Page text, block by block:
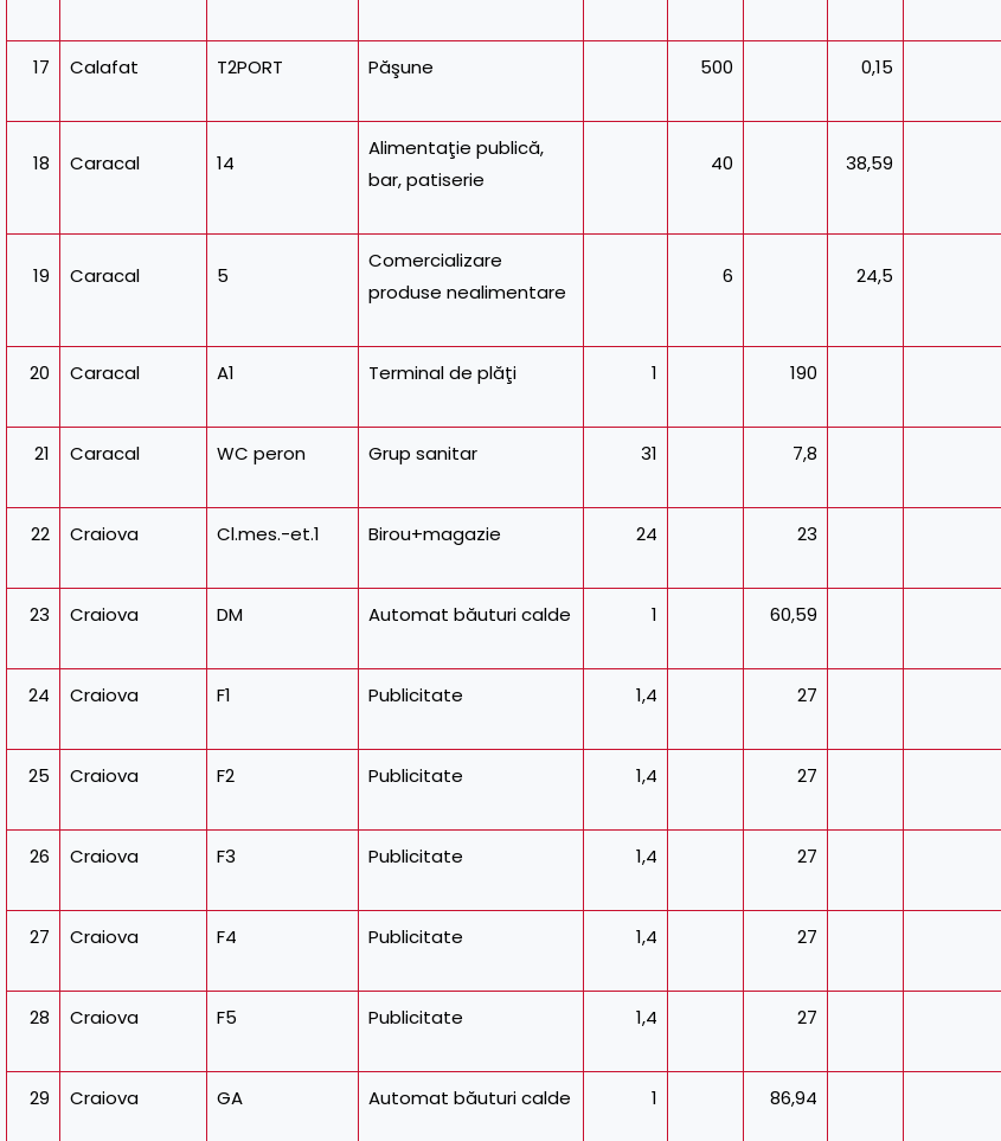
17 Calafat T2PORT Păşune 500 0,15
18 Caracal 14
Alimentaţie publică,
bar, patiserie
40 38,59
19 Caracal 5
Comercializare
produse nealimentare
6 24,5
20 Caracal A1 Terminal de plăţi 1 190
21 Caracal WC peron Grup sanitar 31 7,8
22 Craiova Cl.mes.-et.1 Birou+magazie 24 23
23 Craiova DM Automat băuturi calde 1 60,59
24 Craiova F1 Publicitate 1,4 27
25 Craiova F2 Publicitate 1,4 27
26 Craiova F3 Publicitate 1,4 27
27 Craiova F4 Publicitate 1,4 27
28 Craiova F5 Publicitate 1,4 27
29 Craiova GA Automat băuturi calde 1 86,94